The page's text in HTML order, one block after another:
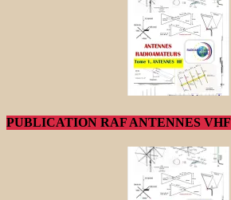
PUBLICATION RAF ANTENNES VHF